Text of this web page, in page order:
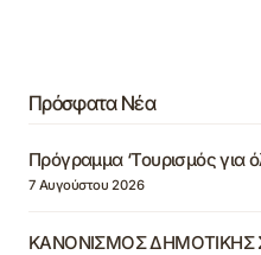
Πρόσφατα Νέα
Πρόγραμμα ‘Τουρισμός για
7 Αυγούστου 2026
ΚΑΝΟΝΙΣΜΟΣ ΔΗΜΟΤΙΚΗΣ